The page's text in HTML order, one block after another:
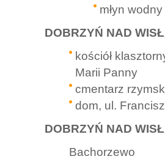
młyn
DOBRZYŃ NAD
kościół
Marii Panny
cmentarz
dom, ul.
DOBRZYŃ NAD
Bachorzewo